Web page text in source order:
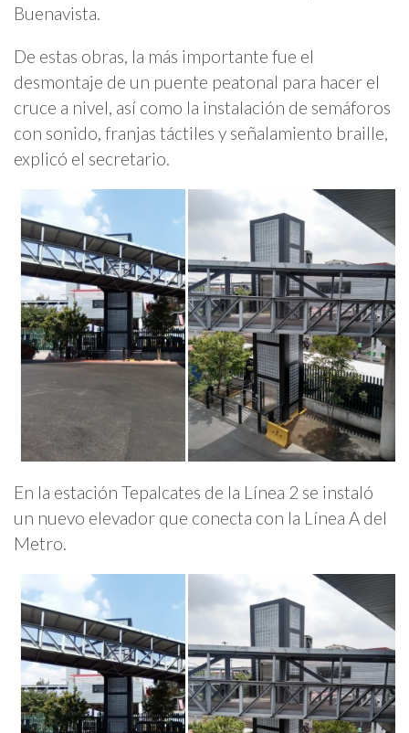
Buenavista.
De estas obras, la más importante fue el
desmontaje de un puente peatonal para hacer el
cruce a nivel, así como la instalación de semáforos
con sonido, franjas táctiles y señalamiento braille,
explicó el secretario.
En la estación Tepalcates de la Línea 2 se instaló
un nuevo elevador que conecta con la Línea A del
Metro.